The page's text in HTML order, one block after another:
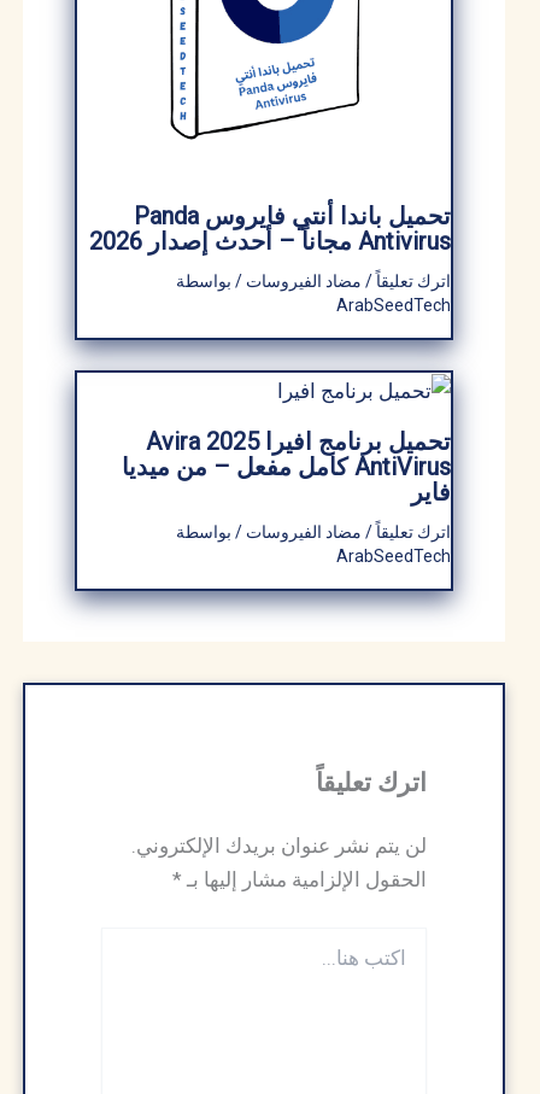
تحميل باندا أنتي فايروس Panda
Antivirus مجاناً – أحدث إصدار 2026
اترك تعليقاً/ مضاد الفيروسات/ بواسطة
ArabSeedTech
تحميل برنامج افيرا 2025 Avira
AntiVirus كامل مفعل – من ميديا ​​
فاير
اترك تعليقاً/ مضاد الفيروسات/ بواسطة
ArabSeedTech
اترك تعليقاً
لن يتم نشر عنوان بريدك الإلكتروني.
الحقول الإلزامية مشار إليها بـ*